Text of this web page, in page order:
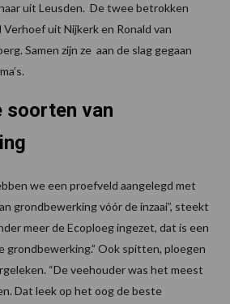
uit Leusden. De twee betrokken
uit Nijkerk en Ronald van
Samen zijn ze aan de slag gegaan
soorten van
we een proefveld aangelegd met
grondbewerking vóór de inzaai”, steekt
meer de Ecoploeg ingezet, dat is een
grondbewerking.” Ook spitten, ploegen
“De veehouder was het meest
Dat leek op het oog de beste